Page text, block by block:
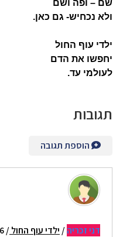
שם – ופה ושם
ולא נכחיש- גם כאן.
ילדי עוף החול
יחפשו את הדם
לעולמי עד.
תגובות
הוספת תגובה
דני זכריה/ ילדי עוף החול/ 09/05/2026 21:22